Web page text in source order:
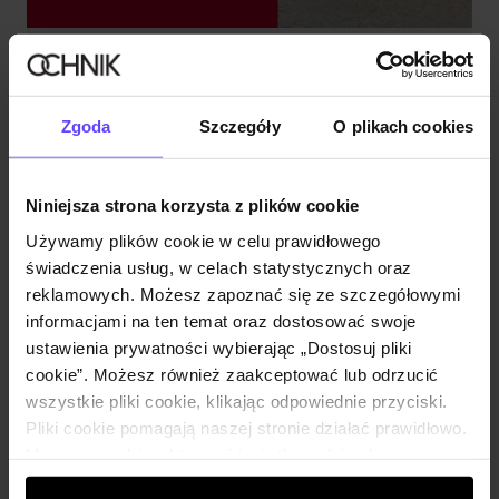
Zgoda Szczegóły O plikach cookies
Niniejsza strona korzysta z plików cookie
Używamy plików cookie w celu prawidłowego
świadczenia usług, w celach statystycznych oraz
reklamowych. Możesz zapoznać się ze szczegółowymi
informacjami na ten temat oraz dostosować swoje
ustawienia prywatności wybierając „Dostosuj pliki
cookie”. Możesz również zaakceptować lub odrzucić
wszystkie pliki cookie, klikając odpowiednie przyciski.
Pliki cookie pomagają naszej stronie działać prawidłowo.
wyświetlać im dopasowane do ich preferencji treści,
FINAŁ WYPRZEDAŻY DO -60%